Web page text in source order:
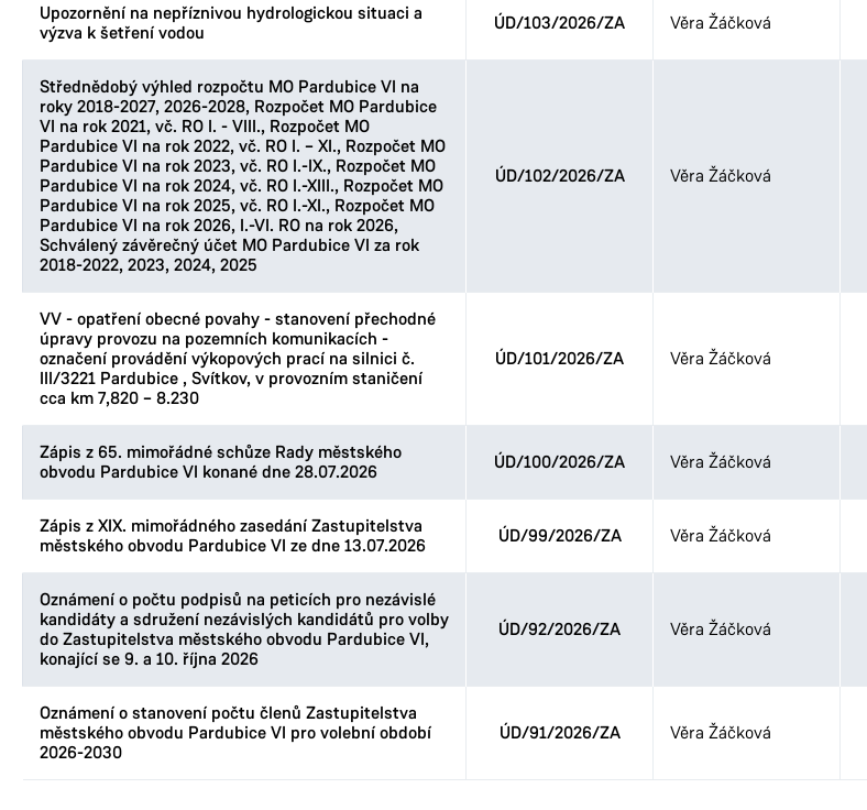
Upozornění na nepříznivou hydrologickou situaci a
výzva k šetření vodou
ÚD/103/2026/ZA Věra Žáčková
Střednědobý výhled rozpočtu MO Pardubice VI na
roky 2018-2027, 2026-2028, Rozpočet MO Pardubice
VI na rok 2021, vč. RO I. - VIII., Rozpočet MO
Pardubice VI na rok 2022, vč. RO I. – XI., Rozpočet MO
Pardubice VI na rok 2023, vč. RO I.-IX., Rozpočet MO
Pardubice VI na rok 2024, vč. RO I.-XIII., Rozpočet MO
Pardubice VI na rok 2025, vč. RO I.-XI., Rozpočet MO
Pardubice VI na rok 2026, I.-VI. RO na rok 2026,
Schválený závěrečný účet MO Pardubice VI za rok
2018-2022, 2023, 2024, 2025
ÚD/102/2026/ZA Věra Žáčková
VV - opatření obecné povahy - stanovení přechodné
úpravy provozu na pozemních komunikacích -
označení provádění výkopových prací na silnici č.
III/3221 Pardubice , Svítkov, v provozním staničení
cca km 7,820 – 8.230
ÚD/101/2026/ZA Věra Žáčková
Zápis z 65. mimořádné schůze Rady městského
obvodu Pardubice VI konané dne 28.07.2026
ÚD/100/2026/ZA Věra Žáčková
Zápis z XIX. mimořádného zasedání Zastupitelstva
městského obvodu Pardubice VI ze dne 13.07.2026
ÚD/99/2026/ZA Věra Žáčková
Oznámení o počtu podpisů na peticích pro nezávislé
kandidáty a sdružení nezávislých kandidátů pro volby
do Zastupitelstva městského obvodu Pardubice VI,
konající se 9. a 10. října 2026
ÚD/92/2026/ZA Věra Žáčková
Oznámení o stanovení počtu členů Zastupitelstva
městského obvodu Pardubice VI pro volební období
2026-2030
ÚD/91/2026/ZA Věra Žáčková